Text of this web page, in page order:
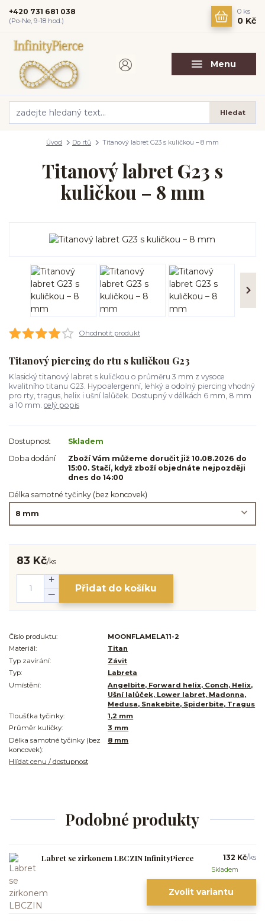
Menu
Hledat
+420 731 681 038
(Po-Ne, 9-18 hod.)
0 ks
0 Kč
Úvod Do rtů Titanový labret G23 s kuličkou – 8 mm
Titanový labret G23 s
kuličkou – 8 mm
Ohodnotit produkt
Titanový piercing do rtu s kuličkou G23
Klasický titanový labret s kuličkou o průměru 3 mm z vysoce
kvalitního titanu G23. Hypoalergenní, lehký a odolný piercing vhodný
pro rty, tragus, helix i ušní lalůček. Dostupný v délkách 6 mm, 8 mm
a 10 mm. celý popis
Dostupnost
Skladem
Doba dodání
Zboží Vám můžeme doručit již 10.08.2026 do
15:00. Stačí, když zboží objednáte nejpozději
dnes do 14:00
Délka samotné tyčinky (bez koncovek)
83 Kč/ks
Přidat do košíku
Číslo produktu:
MOONFLAMELA11-2
Materiál:
Titan
Typ zavírání:
Závit
Typ:
Labreta
Umístění:
Angelbite, Forward helix, Conch, Helix,
Ušní lalůček, Lower labret, Madonna,
Medusa, Snakebite, Spiderbite, Tragus
Tloušťka tyčinky:
1,2 mm
Průměr kuličky:
3 mm
Délka samotné tyčinky (bez
koncovek):
8 mm
Hlídat cenu / dostupnost
Podobné produkty
Labret se zirkonem LBCZIN InfinityPierce 132 Kč/ks
Skladem
Zvolit variantu